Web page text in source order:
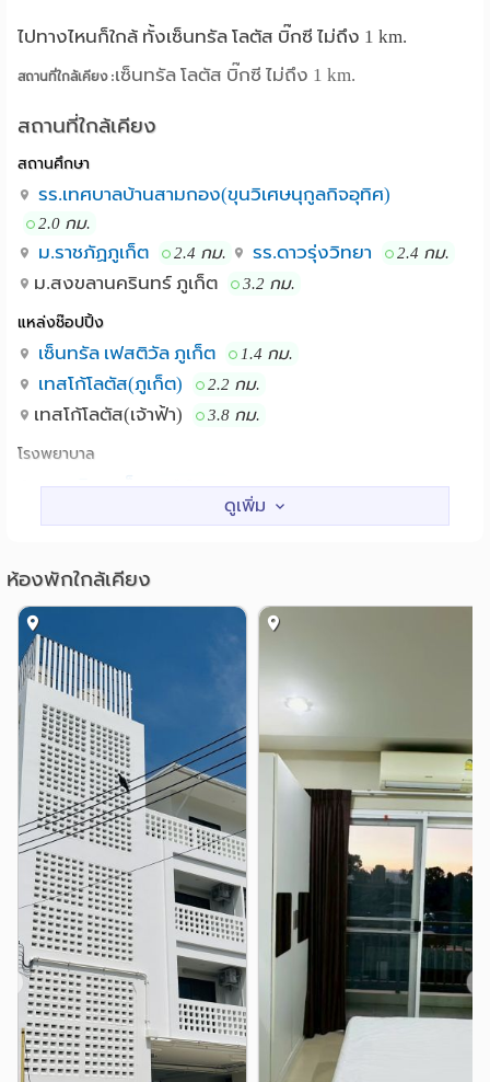
ไปทางไหนก็ใกล้ ทั้งเซ็นทรัล โลตัส บิ๊กซี ไม่ถึง 1 km.
สถานที่ใกล้เคียง :เซ็นทรัล โลตัส บิ๊กซี ไม่ถึง 1 km.
สถานที่ใกล้เคียง
สถานศึกษา
รร.เทศบาลบ้านสามกอง(ขุนวิเศษนุกูลกิจอุทิศ)
2.0 กม.
ม.ราชภัฏภูเก็ต 2.4 กม. รร.ดาวรุ่งวิทยา 2.4 กม.
ม.สงขลานครินทร์ ภูเก็ต 3.2 กม.
แหล่งช๊อปปิ้ง
เซ็นทรัล เฟสติวัล ภูเก็ต 1.4 กม.
เทสโก้โลตัส(ภูเก็ต) 2.2 กม.
เทสโก้โลตัส(เจ้าฟ้า) 3.8 กม.
โรงพยาบาล
รพ.วชิระภูเก็ต 0.8 กม.
รพ.ภูเก็ตอินเตอร์เนชั่นแนล 1.7 กม.
อื่นๆ
เขารัง เทศบาลตำบลรัษฎา
ห้องพักใกล้เคียง